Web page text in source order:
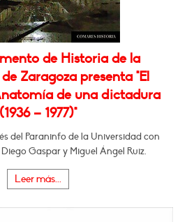
de Historia de la
Zaragoza presenta "El
de una dictadura
(1936 – 1977)"
del Paraninfo de la Universidad con
Gaspar y Miguel Ángel Ruiz.
Leer más...